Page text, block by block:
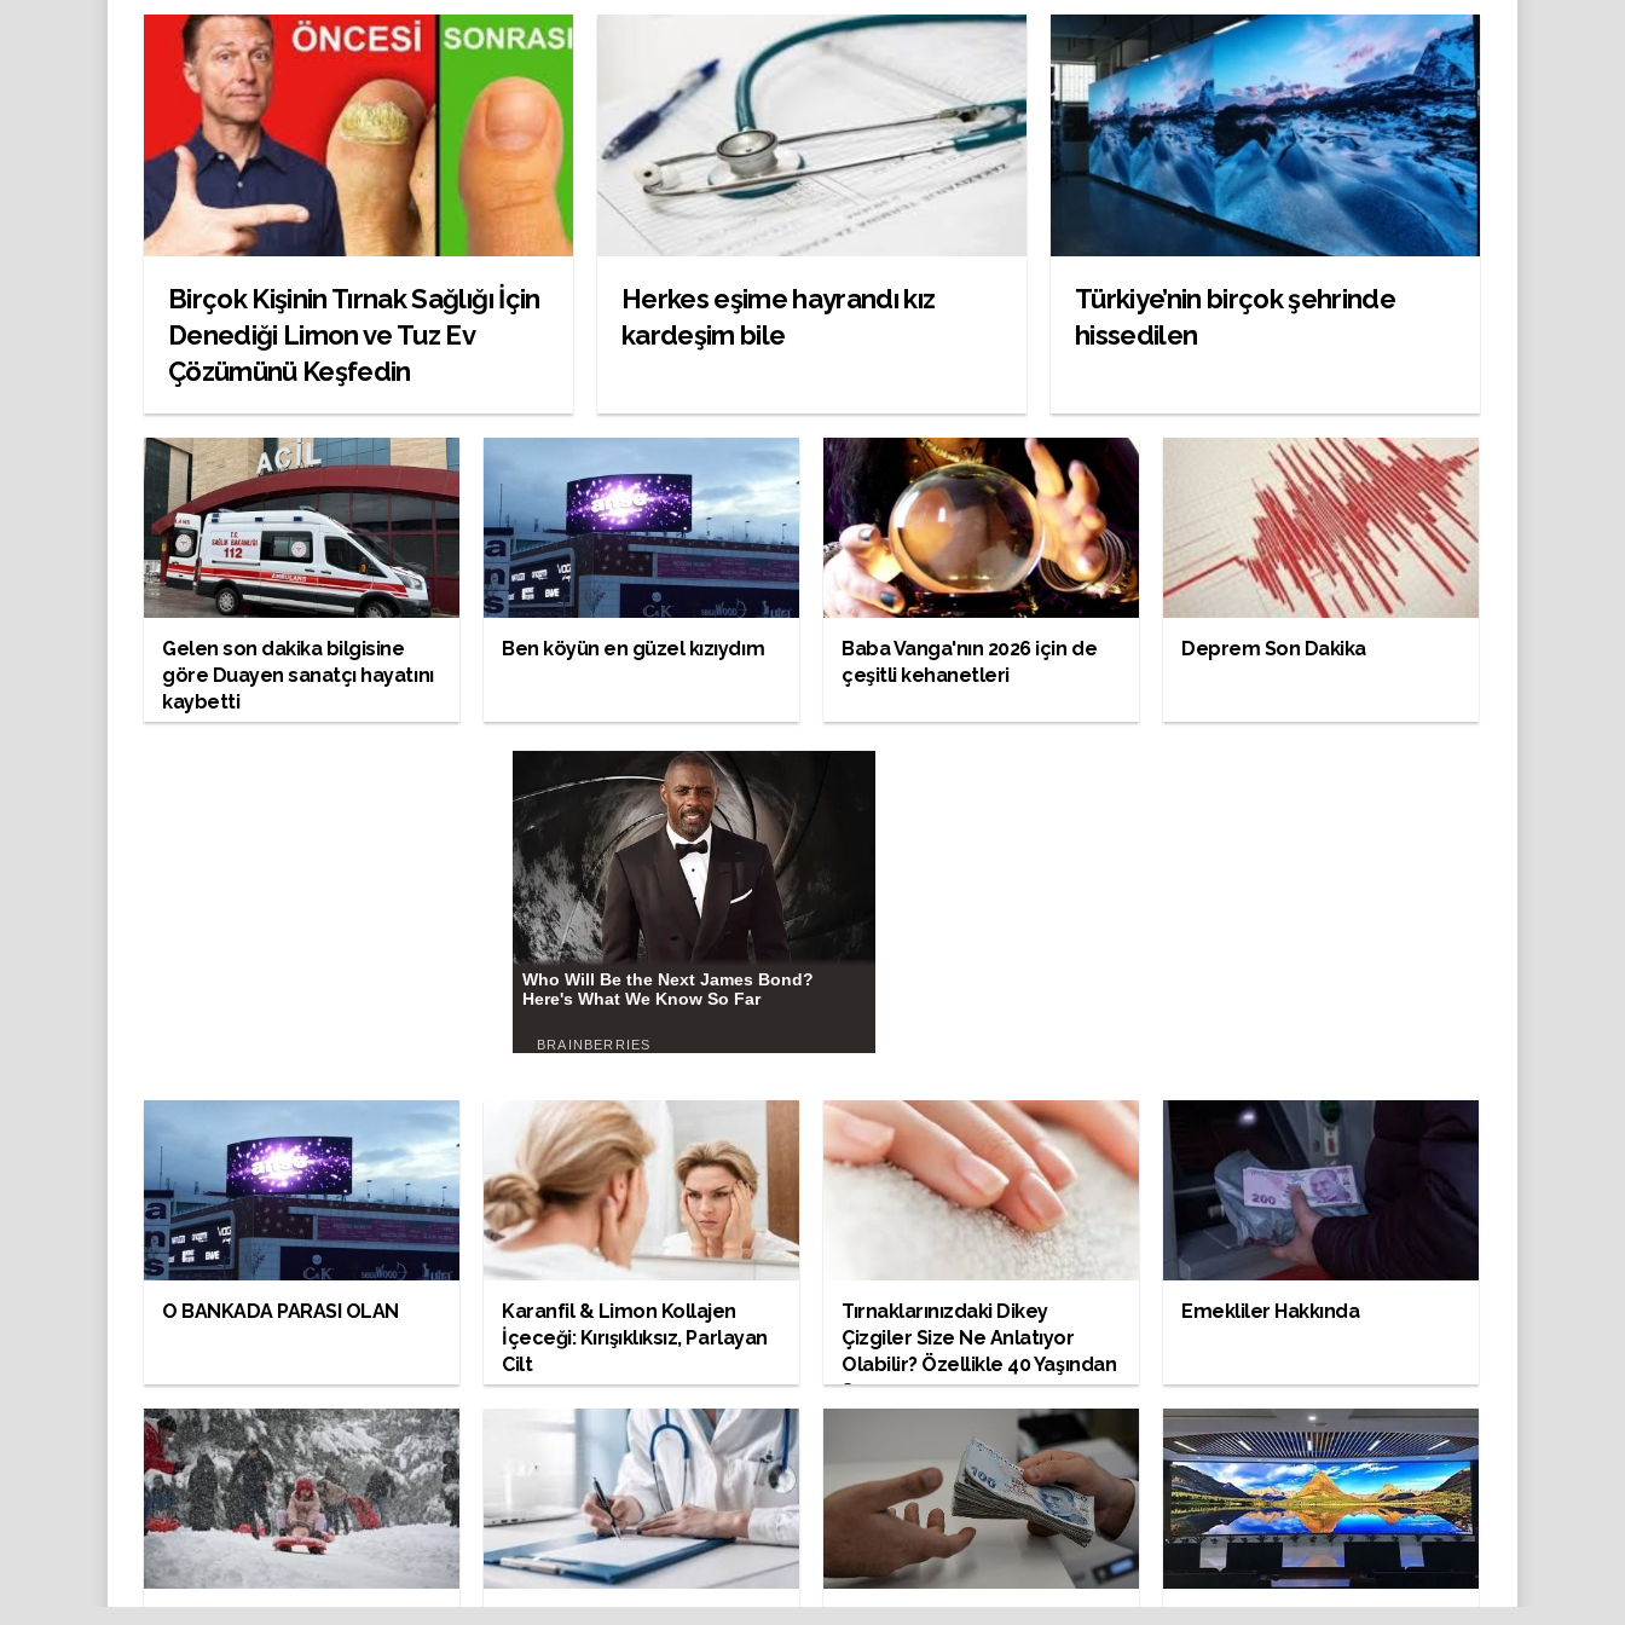
Birçok Kişinin Tırnak Sağlığı İçin
Denediği Limon ve Tuz Ev
Çözümünü Keşfedin
Herkes eşime hayrandı kız
kardeşim bile
Türkiye’nin birçok şehrinde
hissedilen
Gelen son dakika bilgisine
göre Duayen sanatçı hayatını
kaybetti
Ben köyün en güzel kızıydım
Baba Vanga'nın 2026 için de
çeşitli kehanetleri
Deprem Son Dakika
O BANKADA PARASI OLAN
Karanfil & Limon Kollajen
İçeceği: Kırışıklıksız, Parlayan
Cilt
Tırnaklarınızdaki Dikey
Çizgiler Size Ne Anlatıyor
Olabilir? Özellikle 40 Yaşından
Sonra
Emekliler Hakkında